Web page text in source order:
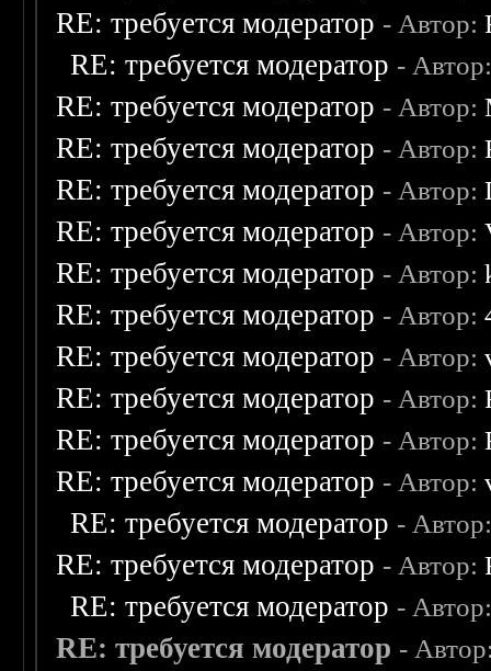
RE: требуется модератор - Автор:
RE: требуется модератор -
RE: требуется модератор - Автор:
RE: требуется модератор - Автор:
RE: требуется модератор - Автор:
RE: требуется модератор - Автор:
RE: требуется модератор - Автор:
RE: требуется модератор - Автор:
RE: требуется модератор - Автор:
RE: требуется модератор - Автор:
RE: требуется модератор - Автор:
RE: требуется модератор - Автор:
RE: требуется модератор -
RE: требуется модератор - Автор:
RE: требуется модератор -
RE: требуется модератор -